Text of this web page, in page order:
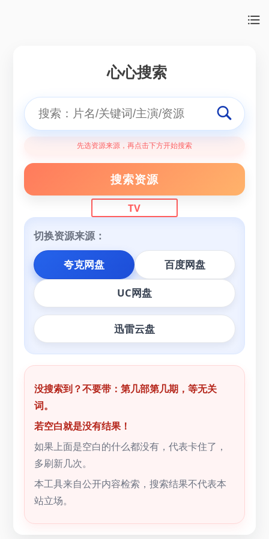
心心搜索
先选资源来源，再点击下方开始搜索
搜索资源
TV
切换资源来源：
夸克网盘 百度网盘
UC网盘
迅雷云盘
没搜索到？不要带：第几部第几期，等无关
词。
若空白就是没有结果！
如果上面是空白的什么都没有，代表卡住了，
多刷新几次。
本工具来自公开内容检索，搜索结果不代表本
站立场。